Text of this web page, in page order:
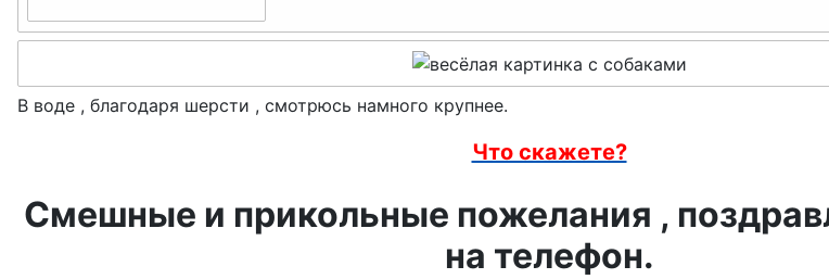
В воде , благодаря шерсти , смотрюсь намного крупнее.
Что скажете?
Смешные и прикольные пожелания ,
на телефон.